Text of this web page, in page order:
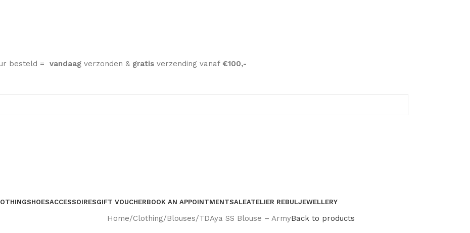
besteld = vandaag verzonden & gratis verzending vanaf €100,-
SHOESACCESSOIRESGIFT VOUCHERBOOK AN APPOINTMENTSALEATELIER REBULJEWELLERY
Home Clothing Blouses TDAya SS Blouse – ArmyBack to products